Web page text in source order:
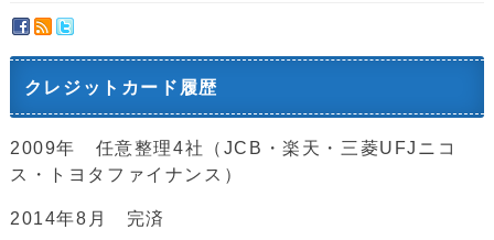
クレジットカード履歴
2009年 任意整理4社（JCB・楽天・三菱UFJニコ
ス・トヨタファイナンス）
2014年8月 完済